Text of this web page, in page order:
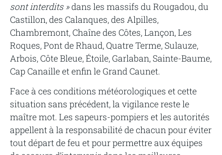
sont interdits »dans les massifs du Rougadou, du
Castillon, des Calanques, des Alpilles,
Chambremont, Chaîne des Côtes, Lançon, Les
Roques, Pont de Rhaud, Quatre Terme, Sulauze,
Arbois, Côte Bleue, Étoile, Garlaban, Sainte-Baume,
Cap Canaille et enfin le Grand Caunet.
Face à ces conditions météorologiques et cette
situation sans précédent, la vigilance reste le
maître mot. Les sapeurs-pompiers et les autorités
appellent à la responsabilité de chacun pour éviter
tout départ de feu et pour permettre aux équipes